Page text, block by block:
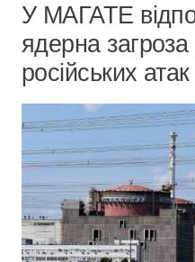
У МАГАТЕ
ядерна
російських атак